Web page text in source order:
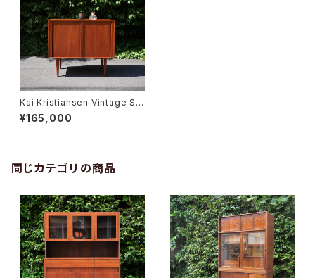
Kai Kristiansen Vintage Sid
eboard
¥165,000
同じカテゴリの商品